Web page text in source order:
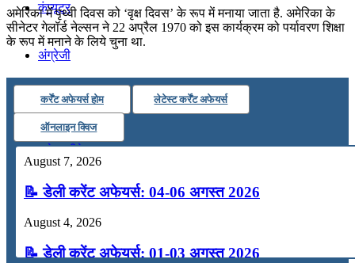
कंप्यूटर
अंग्रेजी
मॉक टेस्ट
टुडेज जीके
Menu Menu
अमेरिका में पृथ्वी दिवस को ‘वृक्ष दिवस’ के रूप में मनाया जाता है. अमेरिका के
सीनेटर गेलॉर्ड नेल्सन ने 22 अप्रैल 1970 को इस कार्यक्रम को पर्यावरण शिक्षा
के रूप में मनाने के लिये चुना था.
कर्रेंट अफेयर्स होम लेटेस्ट कर्रेंट अफेयर्स
ऑनलाइन क्विज
August 7, 2026
📝 डेली करेंट अफेयर्स: 04-06 अगस्त 2026
August 4, 2026
📝 डेली करेंट अफेयर्स: 01-03 अगस्त 2026